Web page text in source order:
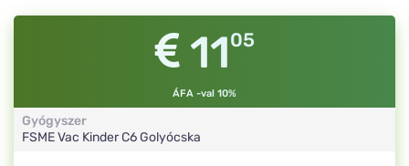
1105
ÁFA -val 10%
Gyógyszer
FSME Vac KinderC6Golyócska